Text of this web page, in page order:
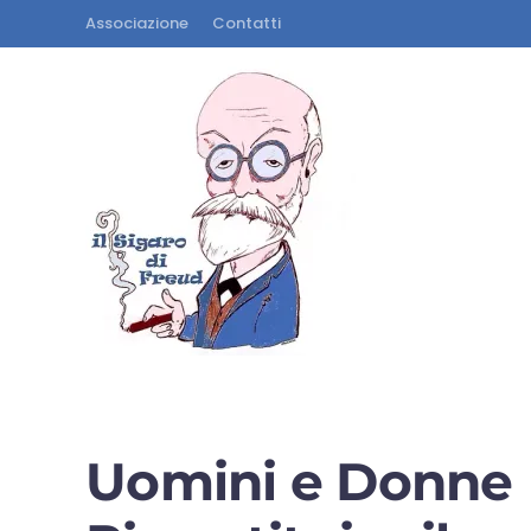
Associazione Contatti
Uomini e Donne